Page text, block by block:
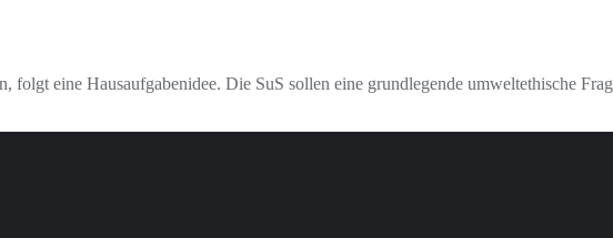
folgt eine Hausaufgabenidee. Die SuS sollen eine grundlegende umweltethische